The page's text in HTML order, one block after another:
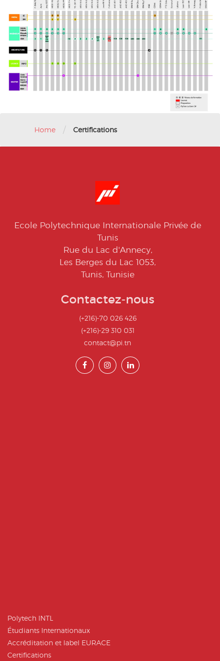
Home / Certifications
Ecole Polytechnique Internationale Privée de
Tunis
Rue du Lac d'Annecy,
Les Berges du Lac 1053,
Tunis, Tunisie
Contactez-nous
(+216)-70 026 426
(+216)-29 310 031
contact@pi.tn
Polytech INTL
Étudiants Internationaux
Accréditation et label EURACE
Certifications